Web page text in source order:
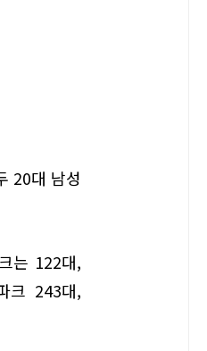
20대 남성
는 122대,
크 243대,